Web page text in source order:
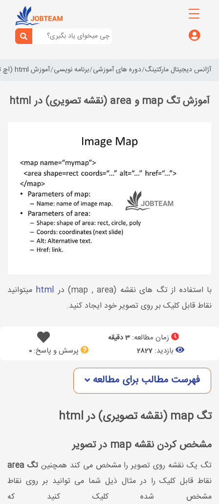
آژانس دیجیتال مارکتینگ دوره های آموزشی برنامه نویسی آموزش html (اچ تی ام ال)
آموزش تگ map و area (نقشه تصویری) در html
با استفاده از تگ های نقشه (map , area) در html میتوانید
نقاط قابل کلیک بر روی تصویر خود ایجاد کنید.
زمان مطالعه: 3 دقیقه
بازدید: 2827 پرسش و پاسخ:0
فهرست مطالب برای مطالعه
تگ map (نقشه تصویری) در html
مشخص کردن نقشه map در تصویر
تگ یک نقشه روی تصویر را مشخص می کند همچنینتگ area
نقاط قابل کلیک را در مثال ذیل شما می توانید بر روی نقاط
مشخص شده کلیک کنید که